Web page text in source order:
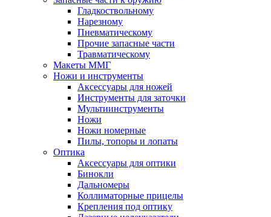
Гладкоствольному
Нарезному
Пневматическому
Прочие запасные части
Травматическому
Макеты ММГ
Ножи и инструменты
Аксессуары для ножей
Инструменты для заточки
Мультиинструменты
Ножи
Ножи номерные
Пилы, топоры и лопаты
Оптика
Аксессуары для оптики
Бинокли
Дальномеры
Коллиматорные прицелы
Крепления под оптику